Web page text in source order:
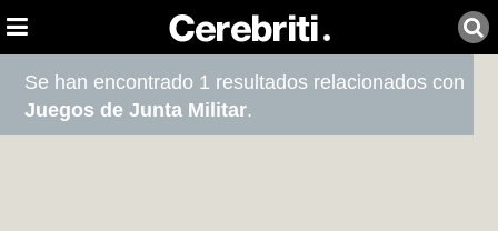
Se han encontrado 1 resultados relacionados con
Juegos de Junta Militar.